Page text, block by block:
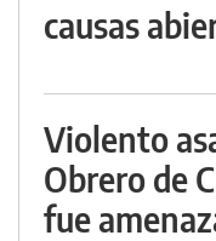
causas
Violento
Obrero de
fue